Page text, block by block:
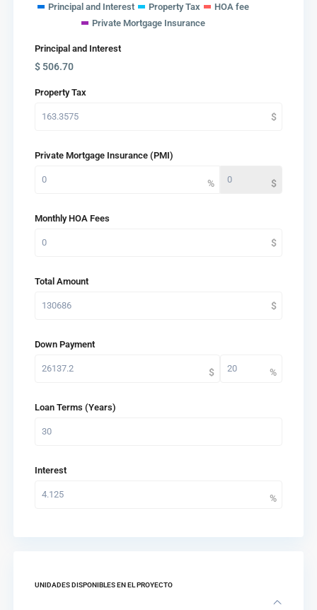
Principal and Interest Property Tax
HOA fee
Private Mortgage Insurance
Principal and Interest
$ 506.70
Property Tax
Private Mortgage Insurance (PMI)
Monthly HOA Fees
Total Amount
Down Payment
Loan Terms (Years)
Interest
UNIDADES DISPONIBLES EN EL PROYECTO